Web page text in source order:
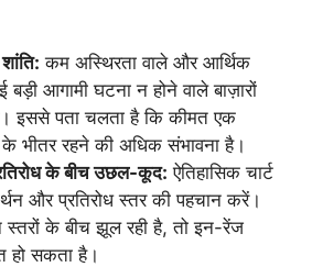
कम अस्थिरता वाले और आर्थिक
आगामी घटना न होने वाले बाज़ारों
इससे पता चलता है कि कीमत एक
के भीतर रहने की अधिक संभावना है।
के बीच उछल-कूद: ऐतिहासिक चार्ट
और प्रतिरोध स्तर की पहचान करें।
स्तरों के बीच झूल रही है, तो इन-रेंज
हो सकता है।